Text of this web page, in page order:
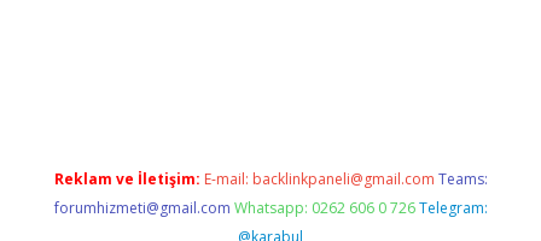
Reklam ve İletişim: E-mail: backlinkpaneli@gmail.com Teams:
forumhizmeti@gmail.com Whatsapp: 0262 606 0 726 Telegram:
@karabul